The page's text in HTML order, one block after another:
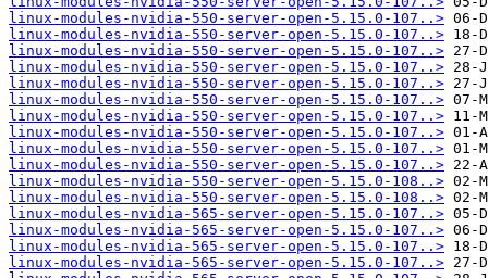
linux-modules-nvidia-550-server-open-5.15.0-107..>
linux-modules-nvidia-550-server-open-5.15.0-107..>
linux-modules-nvidia-550-server-open-5.15.0-107..>
linux-modules-nvidia-550-server-open-5.15.0-107..>
linux-modules-nvidia-550-server-open-5.15.0-107..>
linux-modules-nvidia-550-server-open-5.15.0-107..>
linux-modules-nvidia-550-server-open-5.15.0-107..>
linux-modules-nvidia-550-server-open-5.15.0-107..>
linux-modules-nvidia-550-server-open-5.15.0-107..>
linux-modules-nvidia-550-server-open-5.15.0-107..>
linux-modules-nvidia-550-server-open-5.15.0-108..>
linux-modules-nvidia-550-server-open-5.15.0-108..>
linux-modules-nvidia-565-server-open-5.15.0-107..>
linux-modules-nvidia-565-server-open-5.15.0-107..>
linux-modules-nvidia-565-server-open-5.15.0-107..>
linux-modules-nvidia-565-server-open-5.15.0-107..>